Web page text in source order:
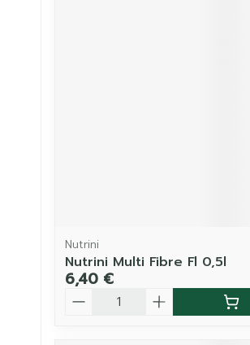
Nutrini
Nutrini Multi Fibre Fl 0,5l
6,40 €
Quantité